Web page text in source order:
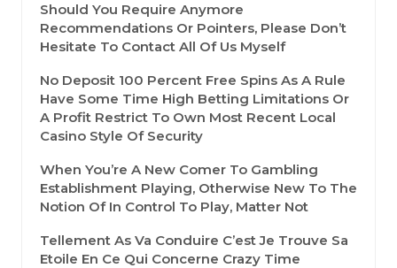
Should You Require Anymore
Recommendations Or Pointers, Please Don’t
Hesitate To Contact All Of Us Myself
No Deposit 100 Percent Free Spins As A Rule
Have Some Time High Betting Limitations Or
A Profit Restrict To Own Most Recent Local
Casino Style Of Security
When You’re A New Comer To Gambling
Establishment Playing, Otherwise New To The
Notion Of In Control To Play, Matter Not
Tellement As Va Conduire C’est Je Trouve Sa
Etoile En Ce Qui Concerne Crazy Time